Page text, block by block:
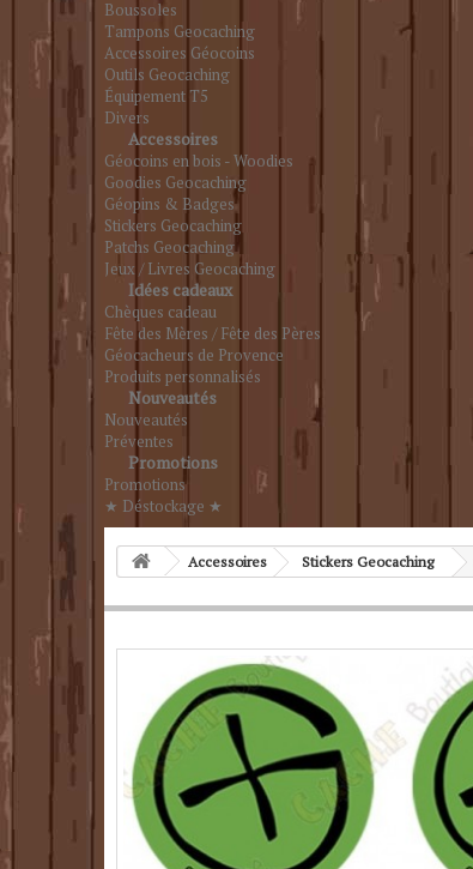
Boussoles
Tampons Geocaching
Accessoires Géocoins
Outils Geocaching
Équipement T5
Divers
Accessoires
Géocoins en bois - Woodies
Goodies Geocaching
Géopins & Badges
Stickers Geocaching
Patchs Geocaching
Jeux / Livres Geocaching
Idées cadeaux
Chèques cadeau
Fête des Mères / Fête des Pères
Géocacheurs de Provence
Produits personnalisés
Nouveautés
Nouveautés
Préventes
Promotions
Promotions
★ Déstockage ★
Accessoires Stickers Geocaching